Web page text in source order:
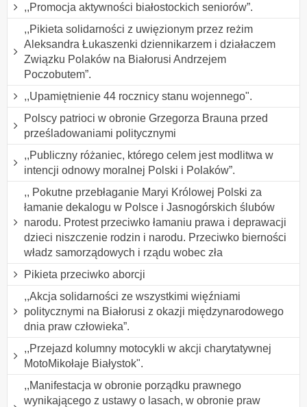
,,Promocja aktywności białostockich seniorów”.
,,Pikieta solidarności z uwięzionym przez reżim
Aleksandra Łukaszenki dziennikarzem i działaczem
Związku Polaków na Białorusi Andrzejem
Poczobutem”.
,,Upamiętnienie 44 rocznicy stanu wojennego".
Polscy patrioci w obronie Grzegorza Brauna przed
prześladowaniami politycznymi
,,Publiczny różaniec, którego celem jest modlitwa w
intencji odnowy moralnej Polski i Polaków”.
,, Pokutne przebłaganie Maryi Królowej Polski za
łamanie dekalogu w Polsce i Jasnogórskich ślubów
narodu. Protest przeciwko łamaniu prawa i deprawacji
dzieci niszczenie rodzin i narodu. Przeciwko bierności
władz samorządowych i rządu wobec zła
Pikieta przeciwko aborcji
,,Akcja solidarności ze wszystkimi więźniami
politycznymi na Białorusi z okazji międzynarodowego
dnia praw człowieka”.
,,Przejazd kolumny motocykli w akcji charytatywnej
MotoMikołaje Białystok".
,,Manifestacja w obronie porządku prawnego
wynikającego z ustawy o lasach, w obronie praw